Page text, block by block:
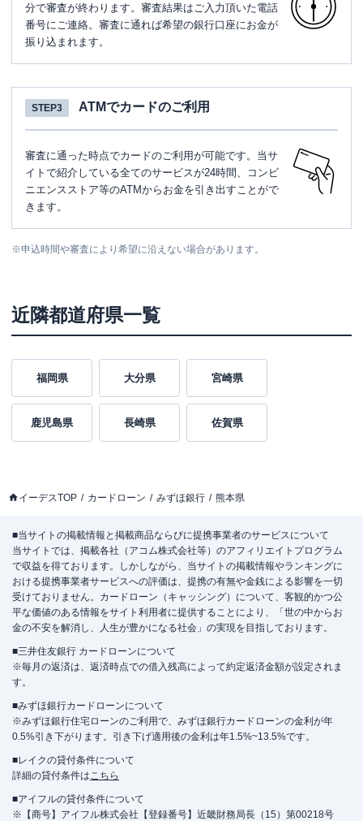
分で審査が終わります。審査結果はご入力頂いた電話
番号にご連絡。審査に通れば希望の銀行口座にお金が
振り込まれます。
STEP3 ATMでカードのご利用
審査に通った時点でカードのご利用が可能です。当サ
イトで紹介している全てのサービスが24時間、コンビ
ニエンスストア等のATMからお金を引き出すことがで
きます。
※申込時間や審査により希望に沿えない場合があります。
近隣都道府県一覧
福岡県 大分県 宮崎県
鹿児島県 長崎県 佐賀県
イーデスTOP カードローン みずほ銀行 熊本県
■当サイトの掲載情報と掲載商品ならびに提携事業者のサービスについて
当サイトでは、掲載各社（アコム株式会社等）のアフィリエイトプログラム
で収益を得ております。しかしながら、当サイトの掲載情報やランキングに
おける提携事業者サービスへの評価は、提携の有無や金銭による影響を一切
受けておりません。カードローン（キャッシング）について、客観的かつ公
平な価値のある情報をサイト利用者に提供することにより、「世の中からお
金の不安を解消し、人生が豊かになる社会」の実現を目指しております。
■三井住友銀行 カードローンについて
※毎月の返済は、返済時点での借入残高によって約定返済金額が設定されま
す。
■みずほ銀行カードローンについて
※みずほ銀行住宅ローンのご利用で、みずほ銀行カードローンの金利が年
0.5%引き下がります。引き下げ適用後の金利は年1.5%~13.5%です。
■レイクの貸付条件について
詳細の貸付条件はこちら
■アイフルの貸付条件について
※【商号】アイフル株式会社【登録番号】近畿財務局長（15）第00218号